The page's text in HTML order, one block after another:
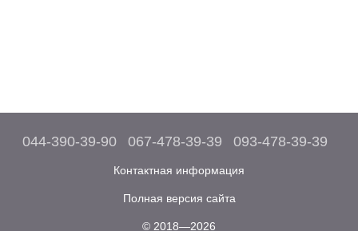
044-390-39-90 067-478-39-39 093-478-39-39
Контактная информация
Полная версия сайта
© 2018—2026